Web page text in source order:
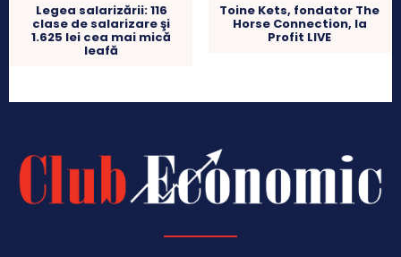
Legea salarizării: 116
clase de salarizare şi
1.625 lei cea mai mică
leafă
Toine Kets, fondator The
Horse Connection, la
Profit LIVE